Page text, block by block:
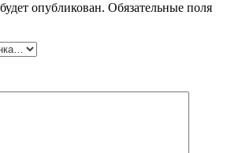
опубликован. Обязательные поля